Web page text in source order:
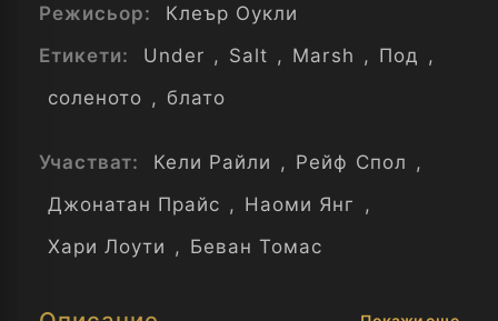
Режисьор:
Клеър Оукли
Етикети:
Under , Salt , Marsh , Под ,
соленото , блато
Участват: Кели Райли , Рейф Спол ,
Джонатан Прайс , Наоми Янг ,
Хари Лоути , Беван Томас